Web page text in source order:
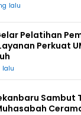
lalu
Pelatihan
Perkuat
lalu
Sambut